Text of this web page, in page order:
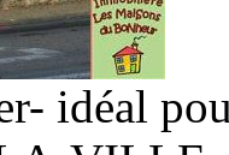
idéal